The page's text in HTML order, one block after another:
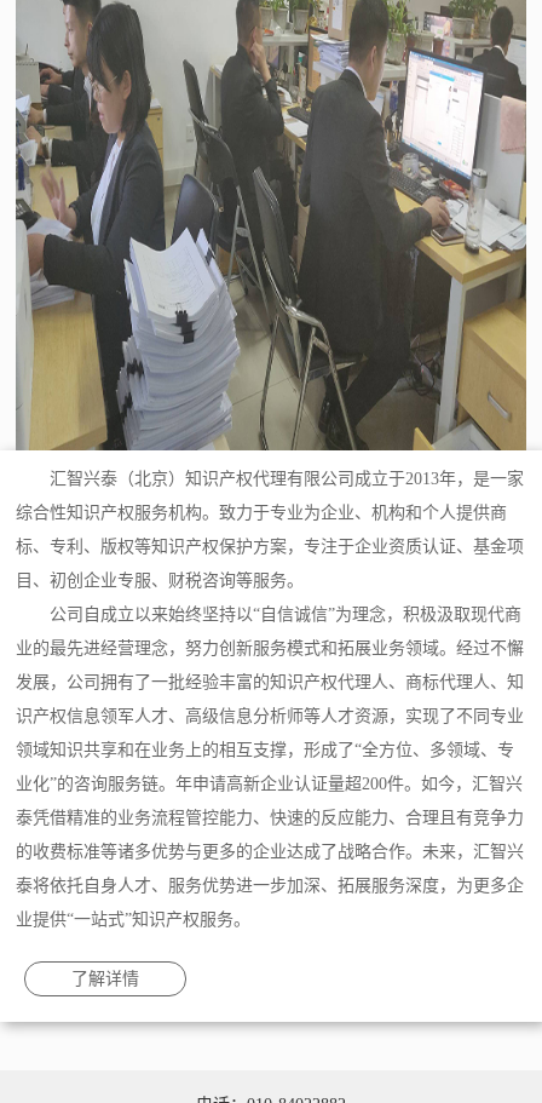
汇智兴泰（北京）知识产权代理有限公司成立于2013年，是一家
综合性知识产权服务机构。致力于专业为企业、机构和个人提供商
标、专利、版权等知识产权保护方案，专注于企业资质认证、基金项
目、初创企业专服、财税咨询等服务。
公司自成立以来始终坚持以“自信诚信”为理念，积极汲取现代商
业的最先进经营理念，努力创新服务模式和拓展业务领域。经过不懈
发展，公司拥有了一批经验丰富的知识产权代理人、商标代理人、知
识产权信息领军人才、高级信息分析师等人才资源，实现了不同专业
领域知识共享和在业务上的相互支撑，形成了“全方位、多领域、专
业化”的咨询服务链。年申请高新企业认证量超200件。如今，汇智兴
泰凭借精准的业务流程管控能力、快速的反应能力、合理且有竞争力
的收费标准等诸多优势与更多的企业达成了战略合作。未来，汇智兴
泰将依托自身人才、服务优势进一步加深、拓展服务深度，为更多企
业提供“一站式”知识产权服务。
了解详情